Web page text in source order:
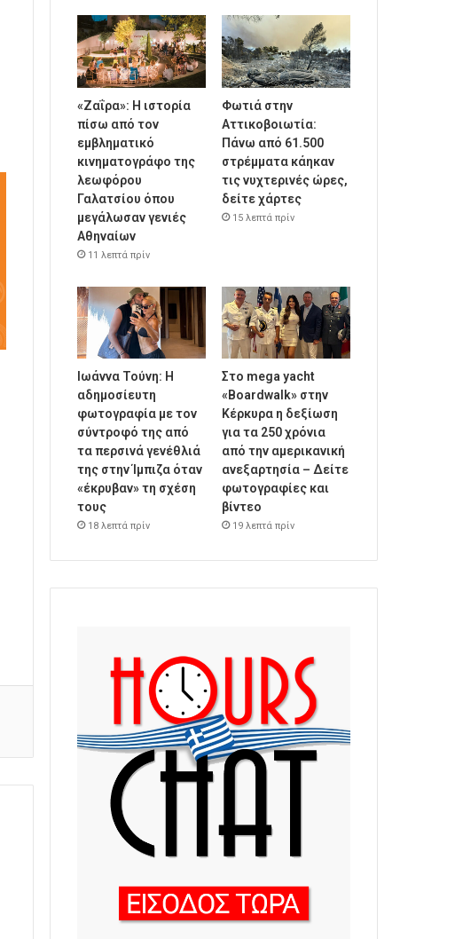
«Ζαΐρα»: Η ιστορία
πίσω από τον
εμβληματικό
κινηματογράφο της
λεωφόρου
Γαλατσίου όπου
μεγάλωσαν γενιές
Αθηναίων
11 λεπτά πρίν
Φωτιά στην
Αττικοβοιωτία:
Πάνω από 61.500
στρέμματα κάηκαν
τις νυχτερινές ώρες,
δείτε χάρτες
15 λεπτά πρίν
Ιωάννα Τούνη: Η
αδημοσίευτη
φωτογραφία με τον
σύντροφό της από
τα περσινά γενέθλιά
της στην Ίμπιζα όταν
«έκρυβαν» τη σχέση
τους
18 λεπτά πρίν
Στο mega yacht
«Boardwalk» στην
Κέρκυρα η δεξίωση
για τα 250 χρόνια
από την αμερικανική
ανεξαρτησία – Δείτε
φωτογραφίες και
βίντεο
19 λεπτά πρίν